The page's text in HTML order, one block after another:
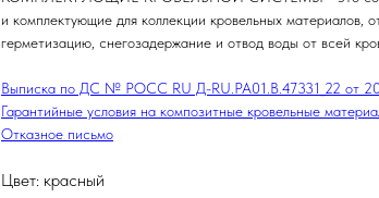
и комплектующие для коллекции кровельных материалов,
герметизацию, снегозадержание и отвод воды от всей
Выписка по ДС № РОСС RU Д-RU.РА01.В.47331_22 от
Гарантийные условия на композитные кровельные
Отказное письмо
Цвет: красный